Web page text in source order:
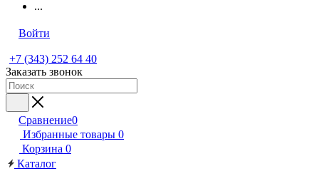
...
Войти
+7 (343) 252 64 40
Заказать звонок
Сравнение0
Избранные товары 0
Корзина 0
Каталог